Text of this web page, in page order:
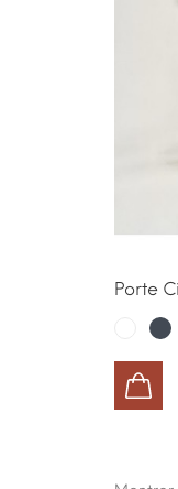
Porte
Blanc